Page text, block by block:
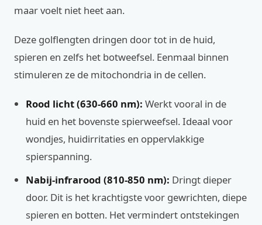
maar voelt niet heet aan.
Deze golflengten dringen door tot in de huid,
spieren en zelfs het botweefsel. Eenmaal binnen
stimuleren ze de mitochondria in de cellen.
Rood licht (630-660 nm): Werkt vooral in de
huid en het bovenste spierweefsel. Ideaal voor
wondjes, huidirritaties en oppervlakkige
spierspanning.
Nabij-infrarood (810-850 nm): Dringt dieper
door. Dit is het krachtigste voor gewrichten, diepe
spieren en botten. Het vermindert ontstekingen